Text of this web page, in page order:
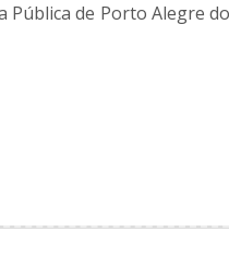
Pública de Porto Alegre